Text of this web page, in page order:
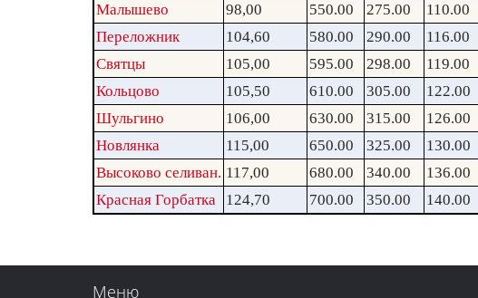
Малышево
98,00 550.00 275.00 110.00
Переложник
104,60 580.00 290.00 116.00
Святцы
105,00 595.00 298.00 119.00
Кольцово
105,50 610.00 305.00 122.00
Шульгино
106,00 630.00 315.00 126.00
Новлянка
115,00 650.00 325.00 130.00
Высоково селиван. 117,00 680.00 340.00 136.00
Красная Горбатка
124,70 700.00 350.00 140.00
Меню